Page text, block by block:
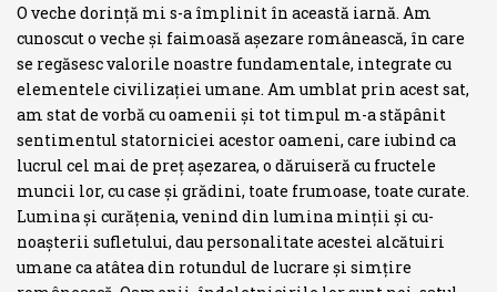
O veche dorinţă mi s-a împlinit în această iarnă. Am
cunoscut o veche şi faimoasă aşezare românească, în care
se regăsesc valorile noastre fun­damentale, integrate cu
elementele civilizaţiei umane. Am umblat prin acest sat,
am stat de vorbă cu oamenii şi tot timpul m-a stăpânit
senti­mentul statorniciei acestor oameni, care iubind ca
lucrul cel mai de preţ aşezarea, o dăruiseră cu fructele
muncii lor, cu case şi grădini, toate fru­moase, toate curate.
Lumina şi curăţenia, venind din lumina minţii şi cu­
noaşterii sufletului, dau personalitate acestei alcătuiri
umane ca atâtea din rotundul de lucrare şi simţire